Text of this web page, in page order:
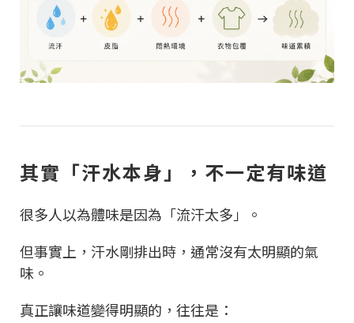
其實「汗水本身」，不一定有味道
很多人以為體味是因為「流汗太多」。
但事實上，汗水剛排出時，通常沒有太明顯的氣
味。
真正讓味道變得明顯的，往往是：